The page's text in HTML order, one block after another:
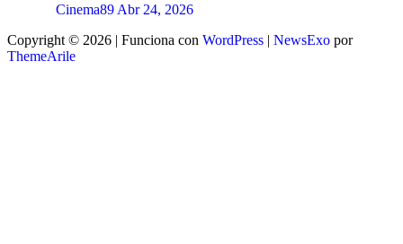
Cinema89 Abr 24, 2026
Copyright © 2026 | Funciona con WordPress | NewsExo por
ThemeArile